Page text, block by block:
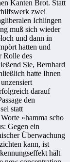
Kanten Brot. Statt
zwei
Ichlingen
muß sich wieder
und dann in
hatten und
Rolle des
Sie, Bernhard
hatte Ihnen
darauf
den
statt
»hamma scho
Gegen ein
Überwachung
kann, ist
hält